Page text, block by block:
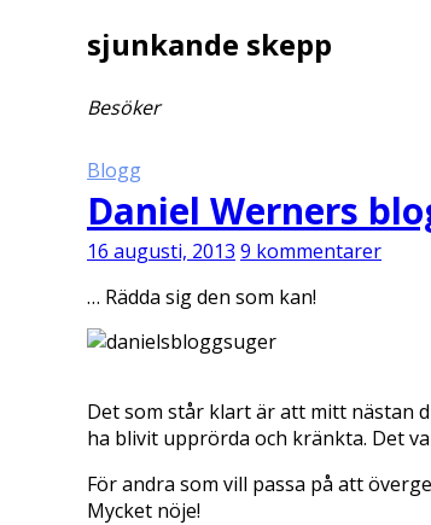
sjunkande skepp
Besöker
Blogg
Daniel Werners
16 augusti, 2013 9 kommentarer
… Rädda sig den som kan!
Det som står klart är att mitt nästan
ha blivit upprörda och kränkta. Det
För andra som vill passa på att
Mycket nöje!